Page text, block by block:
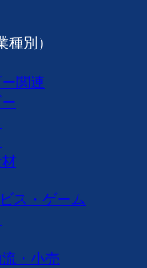
別）
関連
ス・ゲーム
・小売